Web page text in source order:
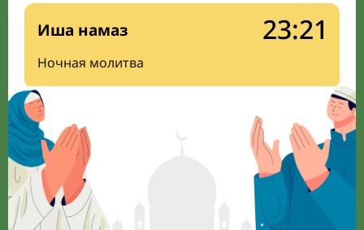
Иша намаз
Ночная молитва
23:21